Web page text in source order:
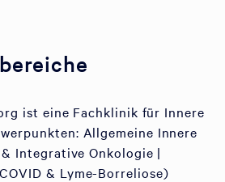
ist eine Fachklinik für Innere
Allgemeine Innere
Integrative Onkologie |
& Lyme-Borreliose)